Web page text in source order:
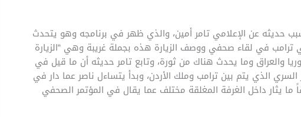
حديثه عن الإعلامي تامر أمين، والذي ظهر في برنامجه وهو يتحدث
ترامب في لقاء صحفي ووصف الزيارة هذه بجملة غريبة وهي “الزيارة
والعراق وما يحدث هناك من ثورة، وتابع تامر حديثه أن ما قيل في
الذي يتم بين ترامب وملك الأردن، وبدأ يتساءل ناصر عما دار في
يثار داخل الغرفة المغلقة مختلف عما يقال في المؤتمر الصحفي